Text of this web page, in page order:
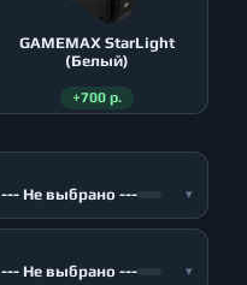
GAMEMAX StarLight
(Белый)
+700 р.
--- Не выбрано --- ▾
--- Не выбрано --- ▾